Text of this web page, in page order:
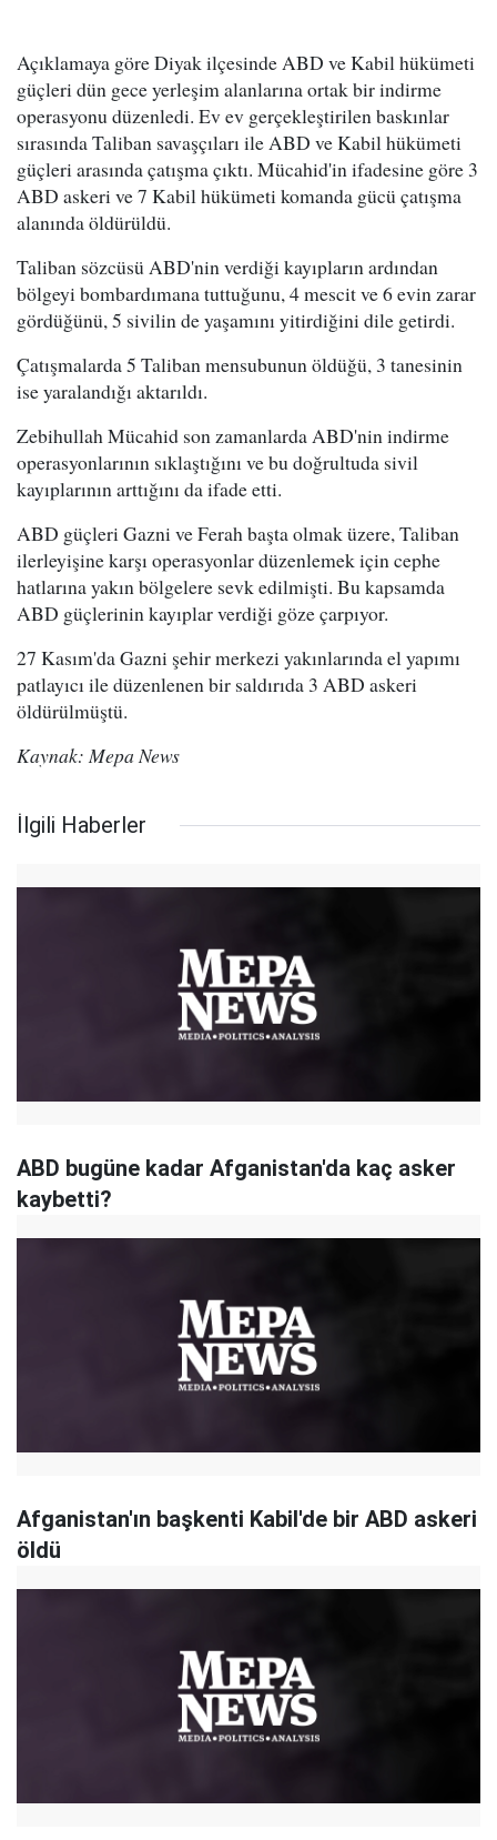
Açıklamaya göre Diyak ilçesinde ABD ve Kabil hükümeti
güçleri dün gece yerleşim alanlarına ortak bir indirme
operasyonu düzenledi. Ev ev gerçekleştirilen baskınlar
sırasında Taliban savaşçıları ile ABD ve Kabil hükümeti
güçleri arasında çatışma çıktı. Mücahid'in ifadesine göre 3
ABD askeri ve 7 Kabil hükümeti komanda gücü çatışma
alanında öldürüldü.
Taliban sözcüsü ABD'nin verdiği kayıpların ardından
bölgeyi bombardımana tuttuğunu, 4 mescit ve 6 evin zarar
gördüğünü, 5 sivilin de yaşamını yitirdiğini dile getirdi.
Çatışmalarda 5 Taliban mensubunun öldüğü, 3 tanesinin
ise yaralandığı aktarıldı.
Zebihullah Mücahid son zamanlarda ABD'nin indirme
operasyonlarının sıklaştığını ve bu doğrultuda sivil
kayıplarının arttığını da ifade etti.
ABD güçleri Gazni ve Ferah başta olmak üzere, Taliban
ilerleyişine karşı operasyonlar düzenlemek için cephe
hatlarına yakın bölgelere sevk edilmişti. Bu kapsamda
ABD güçlerinin kayıplar verdiği göze çarpıyor.
27 Kasım'da Gazni şehir merkezi yakınlarında el yapımı
patlayıcı ile düzenlenen bir saldırıda 3 ABD askeri
öldürülmüştü.
Kaynak: Mepa News
İlgili Haberler
ABD bugüne kadar Afganistan'da kaç asker
kaybetti?
Afganistan'ın başkenti Kabil'de bir ABD askeri
öldü